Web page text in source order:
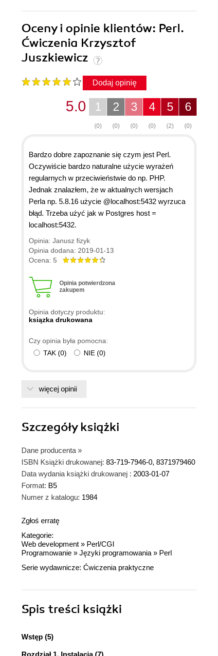
Oceny i opinie klientów: Perl.
Ćwiczenia Krzysztof
Juszkiewicz
Dodaj opinię
6
(0)
5
(2)
4
(0)
3
(0)
2
(0)
1
(0)
5.0
Bardzo dobre zapoznanie się czym jest Perl.
Oczywiście bardzo naturalne użycie wyrażeń
regularnych w przeciwieństwie do np. PHP.
Jednak znalazłem, że w aktualnych wersjach
Perla np. 5.8.16 użycie @localhost:5432 wyrzuca
błąd. Trzeba użyć jak w Postgres host =
localhost:5432.
Opinia: Janusz fizyk
Opinia dodana: 2019-01-13
Ocena: 5
Opinia potwierdzona
zakupem
Opinia dotyczy produktu:
ksiązka drukowana
Czy opinia była pomocna:
TAK (0) NIE (0)
więcej opinii
Szczegółyksiążki
Dane producenta »
ISBN Książki drukowanej: 83-719-7946-0, 8371979460
Data wydania książki drukowanej : 2003-01-07
Format: B5
Numer z katalogu: 1984
Zgłoś erratę
Kategorie:
Web development » Perl/CGI
Programowanie » Języki programowania » Perl
Serie wydawnicze: Ćwiczenia praktyczne
Spis treści książki
Wstęp (5)
Rozdział 1. Instalacja (7)